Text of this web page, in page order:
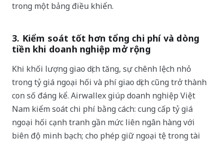
trong một bảng điều khiển.
3. Kiểm soát tốt hơn tổng chi phí và dòng
tiền khi doanh nghiệp mở rộng
Khi khối lượng giao dịch tăng, sự chênh lệch nhỏ
trong tỷ giá ngoại hối và phí giao dịch cũng trở thành
con số đáng kể. Airwallex giúp doanh nghiệp Việt
Nam kiểm soát chi phí bằng cách: cung cấp tỷ giá
ngoại hối cạnh tranh gần mức liên ngân hàng với
biên độ minh bạch; cho phép giữ ngoại tệ trong tài